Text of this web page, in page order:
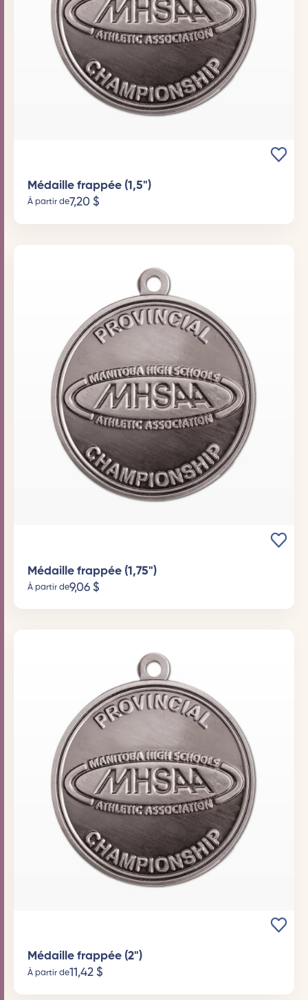
Médaille frappée (1,5")
À partir de7,20 $
Médaille frappée (1,75")
À partir de9,06 $
Médaille frappée (2")
À partir de11,42 $